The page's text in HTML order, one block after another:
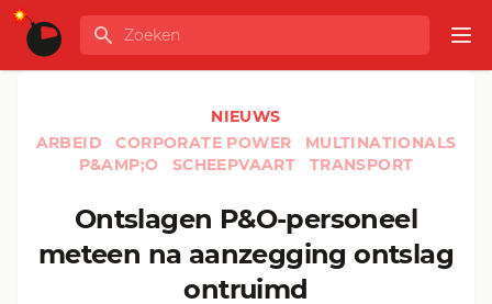
Ga naar de inhoud
GLOBALINFO
Zoeken
NIEUWS
ARBEID
CORPORATE POWER
MULTINATIONALS
P&AMP;O
SCHEEPVAART TRANSPORT
Ontslagen P&O-personeel
meteen na aanzegging ontslag
ontruimd